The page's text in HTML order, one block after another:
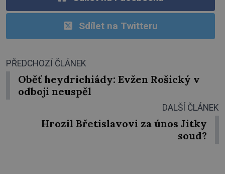
Sdílet na Twitteru
PŘEDCHOZÍ ČLÁNEK
Oběť heydrichiády: Evžen Rošický v
odboji neuspěl
DALŠÍ ČLÁNEK
Hrozil Břetislavovi za únos Jitky
soud?